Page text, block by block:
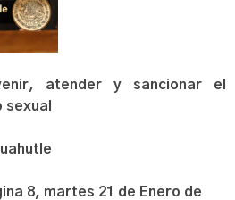
atender y sancionar el
8, martes 21 de Enero de